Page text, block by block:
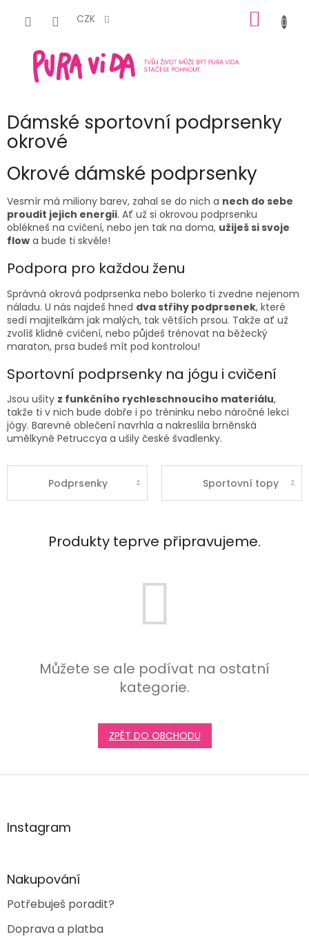
CZK
KOŠÍK
Dámské sportovní podprsenky
okrové
Okrové dámské podprsenky
Vesmír má miliony barev, zahal se do nich a nech do sebe
proudit jejich energii. Ať už si okrovou podprsenku
oblékneš na cvičení, nebo jen tak na doma, užiješ si svoje
flow a bude ti skvěle!
Podpora pro každou ženu
Správná okrová podprsenka nebo bolerko ti zvedne nejenom
náladu. U nás najdeš hned dva střihy podprsenek, které
sedí majitelkám jak malých, tak větších prsou. Takže ať už
zvolíš klidné cvičení, nebo půjdeš trénovat na běžecký
maraton, prsa budeš mít pod kontrolou!
Sportovní podprsenky na jógu i cvičení
Jsou ušity z funkčního rychleschnoucího materiálu,
takže ti v nich bude dobře i po tréninku nebo náročné lekci
jógy. Barevné oblečení navrhla a nakreslila brněnská
umělkyně Petruccya a ušily české švadlenky.
Podprsenky Sportovní topy
Produkty teprve připravujeme.
Můžete se ale podívat na ostatní
kategorie.
ZPĚT DO OBCHODU
Z
aInstagram
Nakupování
Potřebuješ poradit?
Doprava a platba